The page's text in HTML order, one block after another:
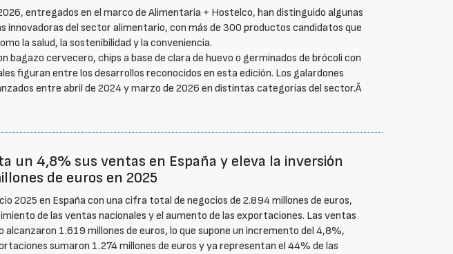
entregados en el marco de Alimentaria + Hostelco, han distinguido algunas
innovadoras del sector alimentario, con más de 300 productos candidatos que
la salud, la sostenibilidad y la conveniencia.
bagazo cervecero, chips a base de clara de huevo o germinados de brócoli con
figuran entre los desarrollos reconocidos en esta edición. Los galardones
entre abril de 2024 y marzo de 2026 en distintas categorías del sector.Â
un 4,8% sus ventas en España y eleva la inversión
de euros en 2025
2025 en España con una cifra total de negocios de 2.894 millones de euros,
de las ventas nacionales y el aumento de las exportaciones. Las ventas
alcanzaron 1.619 millones de euros, lo que supone un incremento del 4,8%,
sumaron 1.274 millones de euros y ya representan el 44% de las